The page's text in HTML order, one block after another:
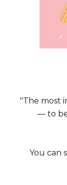
"The most
— to
You can